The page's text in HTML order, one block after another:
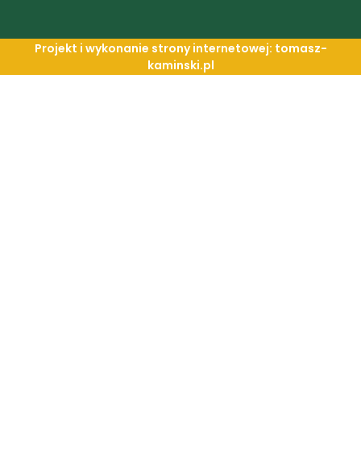
Projekt i wykonanie strony internetowej: tomasz-
kaminski.pl